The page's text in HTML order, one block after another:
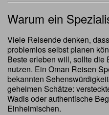
Warum ein
Viele Reisende denken,
problemlos selbst planen
Beste erleben will, sollte die
nutzen. Ein Oman Reisen
bekannten
geheimen Schätze:
Wadis oder authentische
Einheimischen.